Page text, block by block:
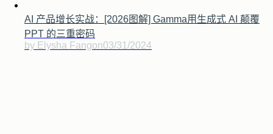
AI 产品增长实战：[2026图解] Gamma用生成式 AI 颠覆
PPT 的三重密码
by Elysha Fangon03/31/2024